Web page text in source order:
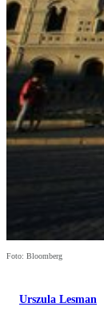
Foto: Bloomberg
Urszula Lesman